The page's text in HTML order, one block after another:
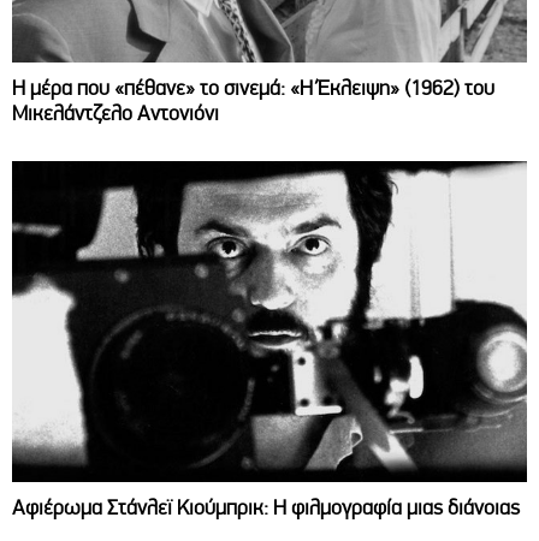
Η μέρα που «πέθανε» το σινεμά: «Η Έκλειψη» (1962) του
Μικελάντζελο Αντονιόνι
Αφιέρωμα Στάνλεϊ Κιούμπρικ: Η φιλμογραφία μιας διάνοιας